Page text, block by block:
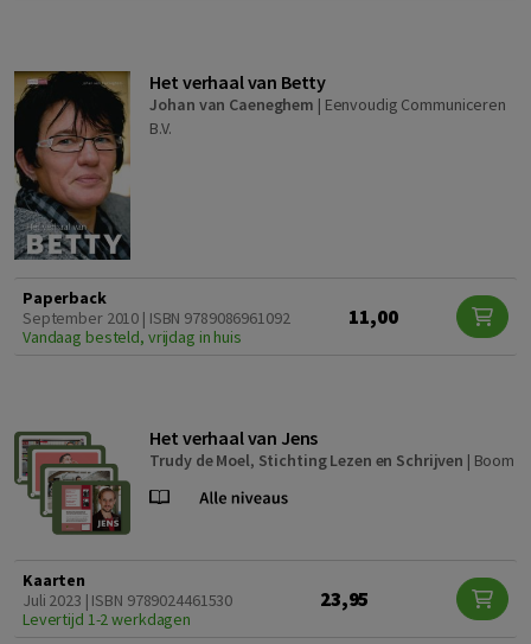
Het verhaal van Betty
Johan van Caeneghem | Eenvoudig Communiceren
B.V.
Paperback
September 2010 | ISBN 9789086961092
Vandaag besteld, vrijdag in huis
11,00
Het verhaal van Jens
Trudy de Moel, Stichting Lezen en Schrijven | Boom
Kaarten
Juli 2023 | ISBN 9789024461530
Levertijd 1-2 werkdagen
23,95